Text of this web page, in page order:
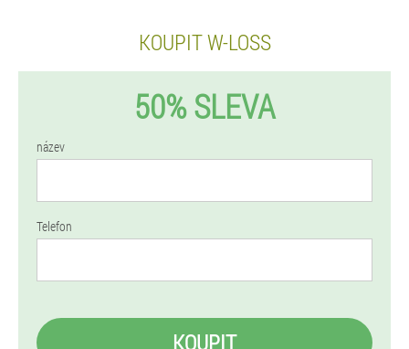
KOUPIT W-LOSS
50% SLEVA
název
Telefon
KOUPIT